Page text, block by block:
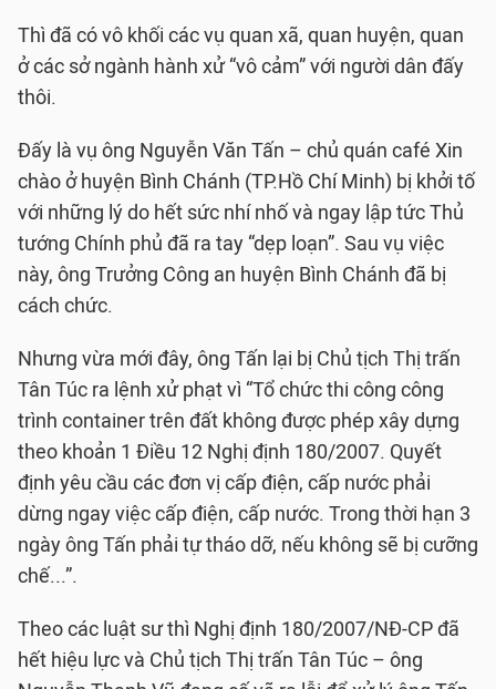
Thì đã có vô khối các vụ quan xã, quan huyện, quan
ở các sở ngành hành xử “vô cảm” với người dân đấy
thôi.
Đấy là vụ ông Nguyễn Văn Tấn – chủ quán café Xin
chào ở huyện Bình Chánh (TP.Hồ Chí Minh) bị khởi tố
với những lý do hết sức nhí nhố và ngay lập tức Thủ
tướng Chính phủ đã ra tay “dẹp loạn”. Sau vụ việc
này, ông Trưởng Công an huyện Bình Chánh đã bị
cách chức.
Nhưng vừa mới đây, ông Tấn lại bị Chủ tịch Thị trấn
Tân Túc ra lệnh xử phạt vì “Tổ chức thi công công
trình container trên đất không được phép xây dựng
theo khoản 1 Điều 12 Nghị định 180/2007. Quyết
định yêu cầu các đơn vị cấp điện, cấp nước phải
dừng ngay việc cấp điện, cấp nước. Trong thời hạn 3
ngày ông Tấn phải tự tháo dỡ, nếu không sẽ bị cưỡng
chế...”.
Theo các luật sư thì Nghị định 180/2007/NĐ-CP đã
hết hiệu lực và Chủ tịch Thị trấn Tân Túc – ông